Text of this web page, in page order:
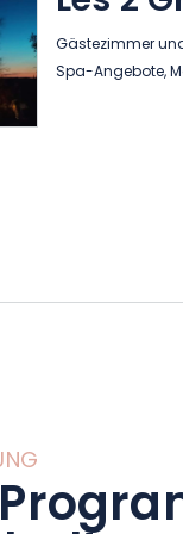
Gästezimmer
Spa-Angebote,